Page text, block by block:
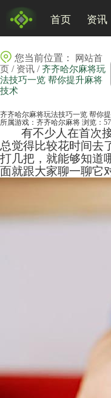
首页 资讯
您当前位置：
网站首
页 / 资讯 /齐齐哈尔麻将玩
法技巧一览 帮你提升麻将
技术
齐齐哈尔麻将玩法技巧一览 帮你
所属游戏： 齐齐哈尔麻将 浏览：
有不少人在首次接
总觉得比较花时间去
打几把，就能够知道
面就跟大家聊一聊它